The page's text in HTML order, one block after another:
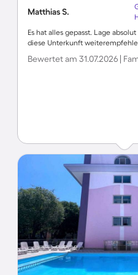
Matthias S.
Es hat alles gepasst. Lage
diese Unterkunft
Bewertet am 31.07.2026 |